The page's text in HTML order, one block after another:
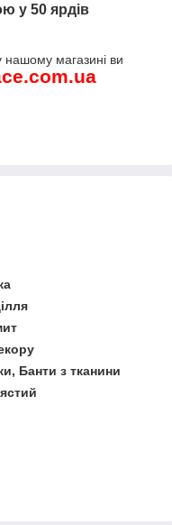
у 50 ярдів
нашому магазині ви
.com.ua
Банти з тканини